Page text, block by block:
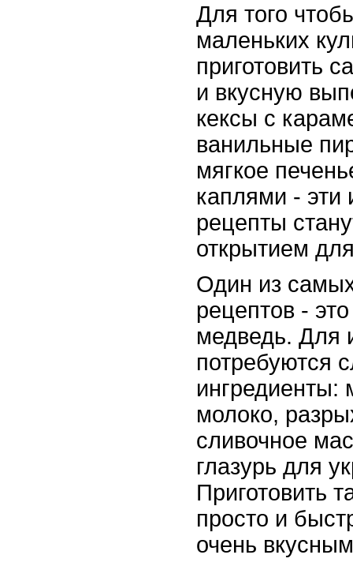
Для того
маленьких
приготовить
и вкусную
кексы с
ванильные
мягкое
каплями - эти
рецепты
открытием
Один из
рецептов -
медведь. Для
потребуются
ингредиенты:
молоко,
сливочное
глазурь для
Приготовить
просто и
очень